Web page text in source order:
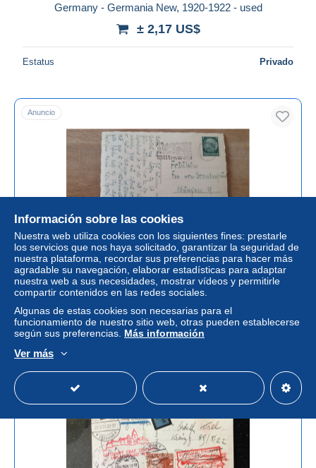
Germany - Germania New, 1920-1922 - used
± 2,17 US$
Estatus Privado
Anuncio
Deutsches Reich Postkarte 6pf Hindenburg
± 4,62 US$
Estatus
Información sobre las cookies
Nuestra web utiliza cookies con los siguientes fines: prestarle
los servicios que nos haya solicitado, garantizar la seguridad de
nuestra plataforma, recordar sus preferencias para hacer más
agradable su navegación, elaborar estadísticas para adaptar
nuestra web a sus necesidades, mostrar vídeos y permitirle
compartir contenidos en las redes sociales.
Algunas de estas cookies son necesarias para el
funcionamiento de nuestro sitio web, otras pueden establecerse
según sus preferencias. Más información
Ver más